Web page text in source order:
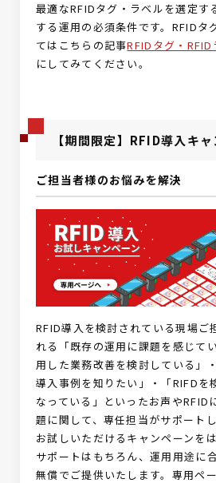
最適なRFIDタグ・ラベルを選定す
する運用の必須条件です。RFIDタ
てはこちらの記事RFIDタグ・
にしてみてください。
【期間限定】RFID導入キ
ご担当者様のお悩みを解決
RFID導入を検討されている現場ご
れる「既存の運用に課題を感じて
用した業務改善を検討している」
導入事例を知りたい」・「RIFDを
なっている」といったお声やRFID
題に関して、専任担当がサポート
お試しいただけるキャンペーンを
サポートはもちろん、運用用途に
無償でご提供いたします。専用ペ